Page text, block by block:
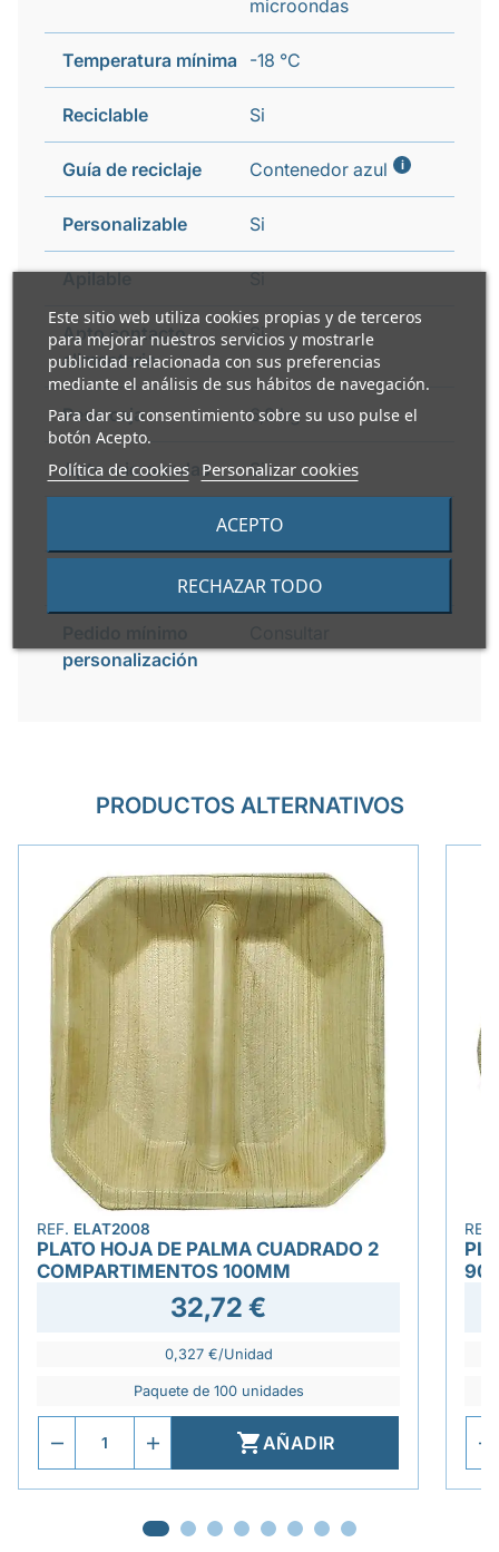
Este sitio web utiliza cookies propias y de terceros
para mejorar nuestros servicios y mostrarle
publicidad relacionada con sus preferencias
mediante el análisis de sus hábitos de navegación.
Para dar su consentimiento sobre su uso pulse el
botón Acepto.
Política de cookies Personalizar cookies
RECHAZAR TODO
ACEPTO
microondas
Temperatura mínima -18 °C
Reciclable Si
Guía de reciclaje Contenedor azul i
Personalizable Si
Apilable Si
Apto contacto
alimentario
Si
Peso caja 6,8 kg
Apto microondas Si
No
Apto congelador Si
personalización
PRODUCTOS ALTERNATIVOS
REF. ELAT2008
PLATO HOJA DE PALMA CUADRADO 2
COMPARTIMENTOS 100MM
32,72 €
0,327 €/Unidad
Paquete de 100 unidades
AÑADIR